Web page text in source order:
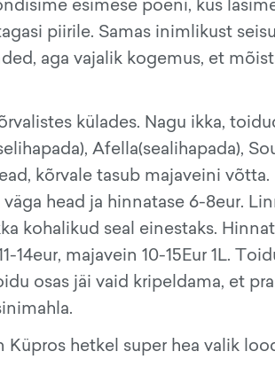
piirile. Samas inimlikust
aga vajalik kogemus, et
külades. Nagu ikka,
Afella(sealihapada),
kõrvale tasub majaveini võtta.
head ja hinnatase 6-8eur.
kohalikud seal einestaks.
majavein 10-15Eur 1L.
osas jäi vaid kripeldama, et
hetkel super hea valik